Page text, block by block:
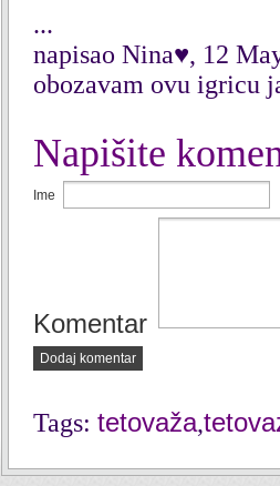
...
napisao Nina♥, 12
obozavam ovu igricu
Napišite
Ime
Komentar
Dodaj komentar
Tags: tetovaža,